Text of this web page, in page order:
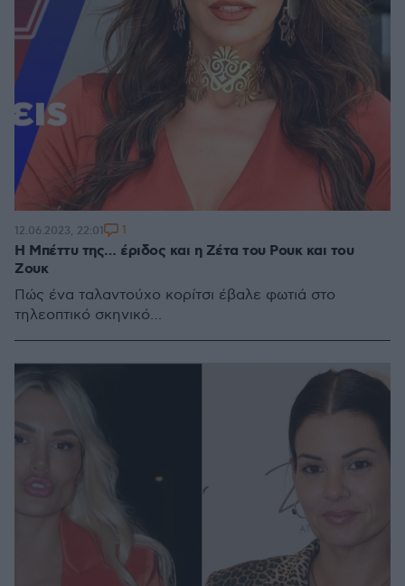
Η Μπέττυ της… έριδος και η Ζέτα του Ρουκ και του
Ζουκ
Πώς ένα ταλαντούχο κορίτσι έβαλε φωτιά στο
τηλεοπτικό σκηνικό…
12.06.2023, 22:01 1